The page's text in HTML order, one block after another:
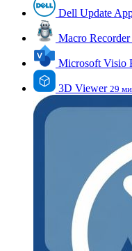
Dell Update
Macro Recorder
Microsoft Visio
3D Viewer 29